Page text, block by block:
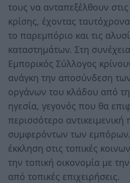
τους να ανταπεξέλθουν στις
κρίσης, έχοντας
το παρεμπόριο και τις
καταστημάτων. Στη
Εμπορικός Σύλλογος
ανάγκη την αποσύνδεση
οργάνων του κλάδου από
ηγεσία, γεγονός που θα
περισσότερο
συμφερόντων των
έκκληση στις τοπικές
την τοπική οικονομία με
από τοπικές επιχειρήσεις.